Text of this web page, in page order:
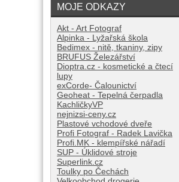
MOJE ODKAZY
Akt - Art Fotograf
Alpinka - Lyžařská škola
Bedimex - nitě, tkaniny, zipy
BRUFUS Železářství
Dioptra.cz - kosmetické a čtecí
lupy
exCorde- Čalounictví
Geoheat - Tepelná čerpadla
KachličkyVP
nejnizsi-ceny.cz
Plastové vchodové dveře
Profi Fotograf - Radek Lavička
Profi.MK - klempířské nářadí
SUP - Úklidové stroje
Superlink.cz
Toulky po Čechách